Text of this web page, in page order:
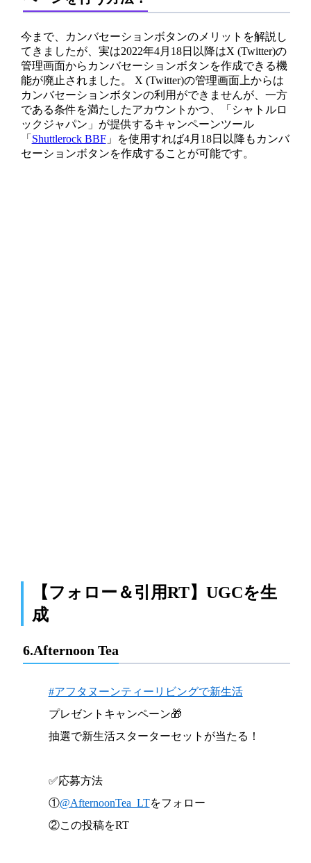
今まで、カンバセーションボタンのメリットを解説し
てきましたが、実は2022年4月18日以降はX (Twitter)の
管理画面からカンバセーションボタンを作成できる機
能が廃止されました。 X (Twitter)の管理画面上からは
カンバセーションボタンの利用ができませんが、一方
である条件を満たしたアカウントかつ、「シャトルロ
ックジャパン」が提供するキャンペーンツール
「 Shuttlerock BBF」を使用すれば4月18日以降もカンバ
セーションボタンを作成することが可能です。
【フォロー＆引用RT】UGCを生
成
6.Afternoon Tea
#アフタヌーンティーリビングで新生活
プレゼントキャンペーン🎁
抽選で新生活スターターセットが当たる！
✅応募方法
①@AfternoonTea_LTをフォロー
②この投稿をRT